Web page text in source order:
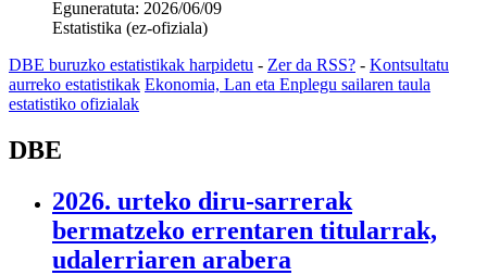
Eguneratuta: 2026/06/09
Estatistika (ez-ofiziala)
DBE buruzko estatistikak harpidetu - Zer da RSS? - Kontsultatu
aurreko estatistikak Ekonomia, Lan eta Enplegu sailaren taula
estatistiko ofizialak
DBE
2026. urteko diru-sarrerak
bermatzeko errentaren titularrak,
udalerriaren arabera